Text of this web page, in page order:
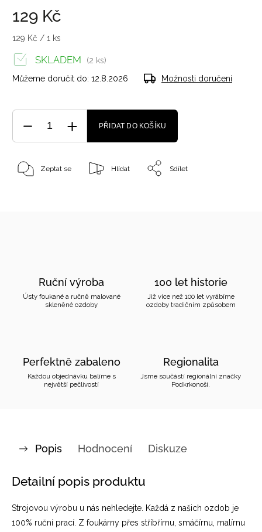
129 Kč
129 Kč / 1 ks
SKLADEM
(2 ks)
Můžeme doručit do: 12.8.2026 Možnosti doručení
PŘIDAT DO KOŠÍKU
Zeptat se Hlídat Sdílet
Ruční výroba
Ústy foukané a ručně malované
skleněné ozdoby
100 let historie
Již více než 100 let vyrábíme
ozdoby tradičním způsobem
Perfektně zabaleno
Každou objednávku balíme s
největší pečlivostí
Regionalita
Jsme součástí regionální značky
Podkrkonoší.
Popis Hodnocení Diskuze
Detailní popis produktu
Strojovou výrobu u nás nehledejte. Každá z našich ozdob je
100% ruční prací. Z foukárny přes stříbřírnu, smáčírnu, malírnu